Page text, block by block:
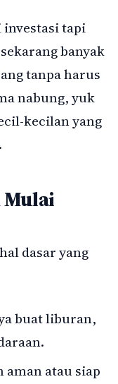
investasi tapi
banyak
tanpa harus
nabung, yuk
kecilan yang
Mulai
dasar yang
buat liburan,
atau siap